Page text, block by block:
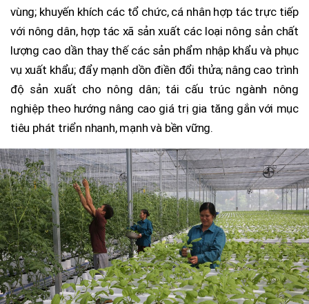
vùng; khuyến khích các tổ chức, cá nhân hợp tác trực tiếp
với nông dân, hợp tác xã sản xuất các loại nông sản chất
lượng cao dần thay thế các sản phẩm nhập khẩu và phục
vụ xuất khẩu; đẩy mạnh dồn điền đổi thửa; nâng cao trình
độ sản xuất cho nông dân; tái cấu trúc ngành nông
nghiệp theo hướng nâng cao giá trị gia tăng gắn với mục
tiêu phát triển nhanh, mạnh và bền vững.